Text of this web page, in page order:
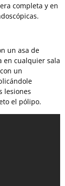
completa y en
un asa de
en cualquier sala
un
lesiones
el pólipo.